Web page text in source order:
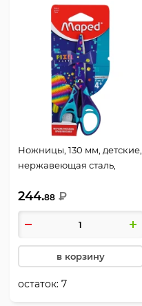
Ножницы, 130 мм, детские,
нержавеющая сталь,
вставки, европодвес, Pixel
Party, Maped, 464917
244.88 ₽
в корзину
остаток:7